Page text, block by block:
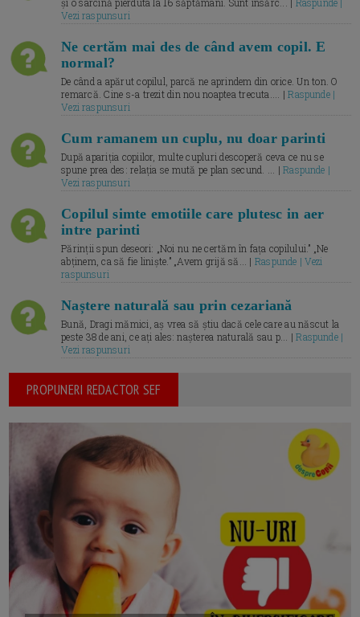
și o sarcină pierduta la 16 săptămâni. Sunt însărc... | Raspunde |
Vezi raspunsuri
Ne certăm mai des de când avem copil. E
normal?
De când a apărut copilul, parcă ne aprindem din orice. Un ton. O
remarcă. Cine s-a trezit din nou noaptea trecuta.... |Raspunde |
Vezi raspunsuri
Cum ramanem un cuplu, nu doar parinti
După apariția copiilor, multe cupluri descoperă ceva ce nu se
spune prea des: relația se mută pe plan secund. ... |Raspunde |
Vezi raspunsuri
Copilul simte emotiile care plutesc in aer
intre parinti
Părinții spun deseori: „Noi nu ne certăm în fața copilului.” „Ne
abținem, ca să fie liniște.” „Avem grijă să... | Raspunde | Vezi
raspunsuri
Naștere naturală sau prin cezariană
Bună, Dragi mămici, aș vrea să știu dacă cele care au născut la
peste 38 de ani, ce ați ales: nașterea naturală sau p... |Raspunde |
Vezi raspunsuri
PROPUNERI REDACTOR SEF